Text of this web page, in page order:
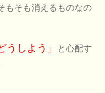
もそも消えるものなの
うしよう」
と心配す